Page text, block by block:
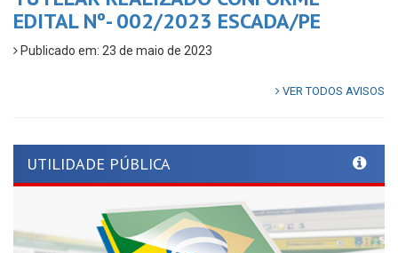
EDITAL Nº- 002/2023 ESCADA/PE
Publicado em: 23 de maio de 2023
VER TODOS AVISOS
UTILIDADE PÚBLICA